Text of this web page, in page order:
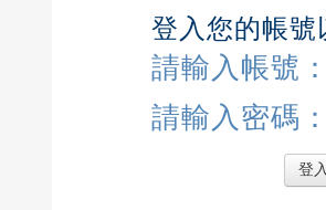
登入您的帳號
請輸入帳號
請輸入密碼
登